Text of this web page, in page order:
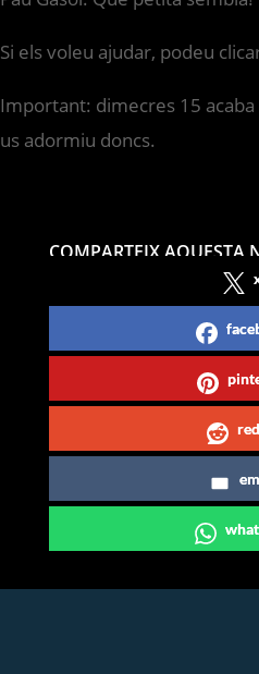
Si els voleu ajudar, podeu
Important: dimecres 15
us adormiu doncs.
COMPARTEIX AQUESTA